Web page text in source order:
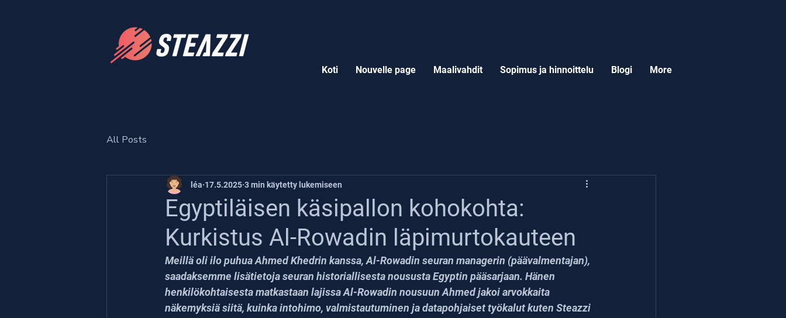
Koti Nouvelle page Maalivahdit Sopimus ja hinnoittelu Blogi More
All Posts
Egyptiläisen käsipallon kohokohta:
Kurkistus Al-Rowadin läpimurtokauteen
léa 17.5.2025 3 min käytetty lukemiseen
Meillä oli ilo puhua Ahmed Khedrin kanssa, Al-Rowadin seuran managerin (päävalmentajan),
saadaksemme lisätietoja seuran historiallisesta noususta Egyptin pääsarjaan. Hänen
henkilökohtaisesta matkastaan lajissa Al-Rowadin nousuun Ahmed jakoi arvokkaita
näkemyksiä siitä, kuinka intohimo, valmistautuminen ja datapohjaiset työkalut kuten Steazzi